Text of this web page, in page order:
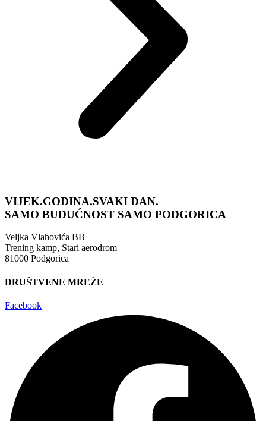
VIJEK.GODINA.SVAKI DAN.
SAMO BUDUĆNOST SAMO PODGORICA
Veljka Vlahovića BB
Trening kamp, Stari aerodrom
81000 Podgorica
DRUŠTVENE MREŽE
Facebook